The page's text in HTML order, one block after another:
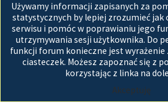
Używamy informacji zapisanych za
statystycznych by lepiej zrozumieć jak
serwisu i pomóc w poprawianiu jego
utrzymywania sesji użytkownika. Do
funkcji forum konieczne jest wyrażenie
ciasteczek. Możesz zapoznać się z
korzystając z linka na
Akceptuję